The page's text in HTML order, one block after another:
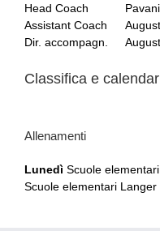
Head Coach
Assistant Coach
Dir. accompagn.
Classifica e
Allenamenti
Lunedì Scuole
Scuole elementari